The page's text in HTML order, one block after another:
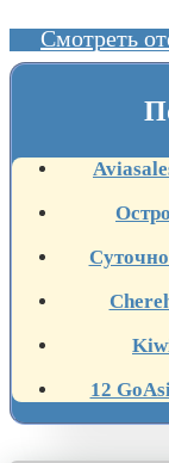
Смотреть
12